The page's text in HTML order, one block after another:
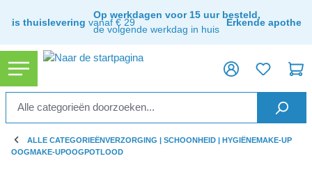
thuislevering vanaf € 29
Op werkdagen voor 15 uur besteld,
de volgende werkdag in huis
Erkende apotheek
ALLE CATEGORIEËNVERZORGING | SCHOONHEID | HYGIËNEMAKE-UP
OOGMAKE-UPOOGPOTLOOD